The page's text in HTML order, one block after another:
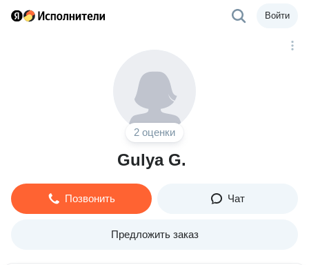
Войти
2 оценки
Gulya G.
Позвонить Чат
Предложить заказ